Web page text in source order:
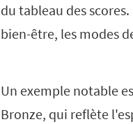
du tableau des
bien-être, les modes
Un exemple notable
Bronze, qui reflète